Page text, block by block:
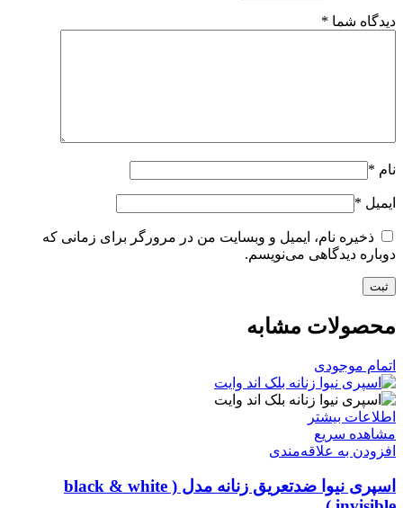
دیدگاه شما *
نام *
ایمیل *
ذخیره نام، ایمیل و وبسایت من در مرورگر برای زمانی که
دوباره دیدگاهی می‌نویسم.
محصولات مشابه
اتمام موجودی
اطلاعات بیشتر
مشاهده سریع
افزودن به علاقه‌مندی
اسپری نیوا ضدتعریق زنانه مدل ( black & white